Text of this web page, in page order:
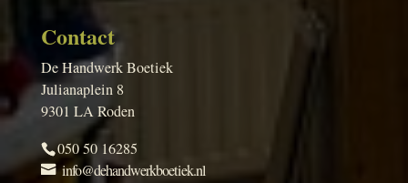
Contact
De Handwerk Boetiek
Julianaplein 8
9301 LA Roden
050 50 16285
info@dehandwerkboetiek.nl